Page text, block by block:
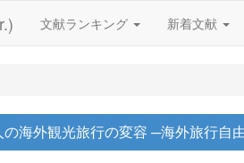
文献ランキング 新着文献
の海外観光旅行の変容 ─海外旅行自